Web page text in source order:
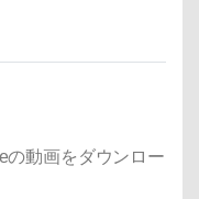
の動画をダウンロー